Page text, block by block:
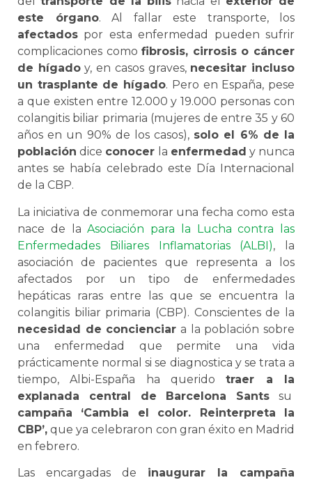
este órgano. Al fallar este transporte, los
afectados por esta enfermedad pueden sufrir
complicaciones comofibrosis, cirrosis o cáncer
de hígadoy, en casos graves, necesitar incluso
un trasplante de hígado. Pero en España, pese
a que existen entre 12.000 y 19.000 personas con
colangitis biliar primaria (mujeres de entre 35 y 60
años en un 90% de los casos), solo el 6% de la
población dice conocer la enfermedad y nunca
antes se había celebrado este Día Internacional
de la CBP.
La iniciativa de conmemorar una fecha como esta
nace de laAsociación para la Lucha contra las
Enfermedades Biliares Inflamatorias (ALBI), la
asociación de pacientes que representa a los
afectados por un tipo de enfermedades
hepáticas raras entre las que se encuentra la
colangitis biliar primaria (CBP). Conscientes de la
necesidad de concienciar a la población sobre
una enfermedad que permite una vida
prácticamente normal si se diagnostica y se trata a
tiempo, Albi-España ha queridotraer a la
explanada central de Barcelona Sants su
campaña ‘Cambia el color. Reinterpreta la
CBP’, que ya celebraron con gran éxito en Madrid
en febrero.
Las encargadas de inaugurar la campaña